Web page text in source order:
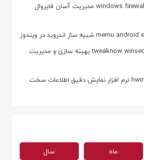
دانلود windows firewall control 6.26 مدیریت آسان فایروال
دانلود tweaknow winsecret plus 8.0.2 بهینه سازی و مدیریت
دانلود hwinfo 8.42.5930 نرم افزار نمایش دقیق اطلاعات سخت
ماه سال